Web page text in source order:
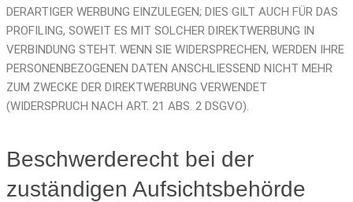
DERARTIGER WERBUNG EINZULEGEN; DIES GILT AUCH FÜR DAS
PROFILING, SOWEIT ES MIT SOLCHER DIREKTWERBUNG IN
VERBINDUNG STEHT. WENN SIE WIDERSPRECHEN, WERDEN IHRE
PERSONENBEZOGENEN DATEN ANSCHLIESSEND NICHT MEHR
ZUM ZWECKE DER DIREKTWERBUNG VERWENDET
(WIDERSPRUCH NACH ART. 21 ABS. 2 DSGVO).
Beschwerde­recht bei der
zuständigen Aufsichts­behörde